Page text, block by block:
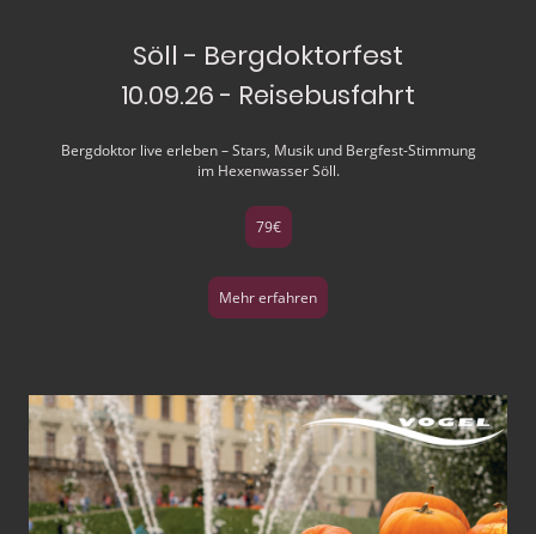
Söll - Bergdoktorfest
10.09.26 - Reisebusfahrt
Bergdoktor live erleben – Stars, Musik und Bergfest-Stimmung
im Hexenwasser Söll.
79€
Mehr erfahren